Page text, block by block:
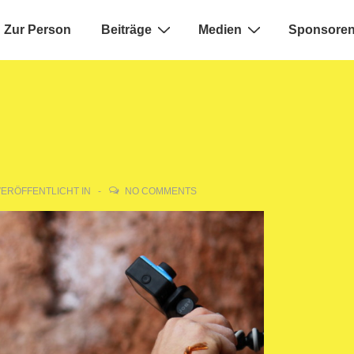
Zur Person Beiträge Medien
IN NO COMMENTS